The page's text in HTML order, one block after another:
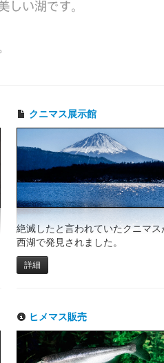
クニマス展示館
絶滅したと言われていたクニマ
西湖で発見されました。
詳細
ヒメマス販売